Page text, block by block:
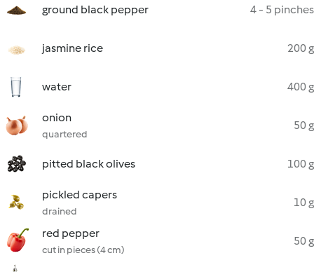
ground black pepper 4 - 5 pinches
jasmine rice 200 g
water 400 g
onion
quartered
50 g
pitted black olives 100 g
pickled capers
drained
10 g
red pepper
cut in pieces (4 cm)
50 g